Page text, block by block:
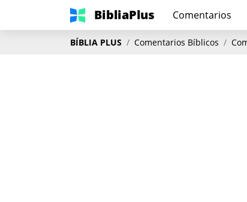
BibliaPlus Comentarios
BÍBLIA PLUS Comentarios Bíblicos